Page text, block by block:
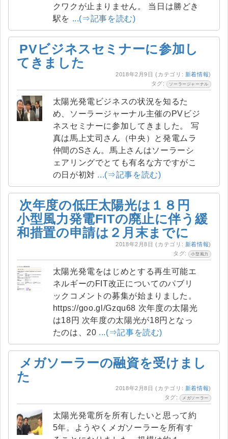
クワクが止まりません。 当日は勝どき
駅を ...(⇒記事を読む)
PVビジネスセミナーに参加し
てきました
2018年2月9日 (カテゴリ: 新着情報)
タグ:
ソーラージャーナル
太陽光発電ビジネスの状況を知るた
め、ソーラージャーナル主催のPVビジ
ネスセミナーに参加してきました。 写
真は馬上丈司さん（中央）と発電ムラ
仲間のSさん。馬上さんはソーラーシ
ェアリングでとても有名な方ですがこ
の日が初対 ...(⇒記事を読む)
次年度の低圧太陽光は１８円
小型風力発電FITの廃止に伴う緩
和措置の申請は２月末までに
2018年2月8日 (カテゴリ: 新着情報)
タグ:
小型風力
太陽光発電をはじめとする再生可能エ
ネルギーのFIT改正についてのパブリ
ックコメントの募集が始まりました。
https://goo.gl/Gzqu68 次年度の太陽光
は18円 次年度の太陽光が18円となっ
たのは、20 ...(⇒記事を読む)
メガソーラーの融資を受けまし
た
2018年2月8日 (カテゴリ: 新着情報)
タグ:
メガソーラー
太陽光発電所を所有したいと思って約
5年。ようやくメガソーラーを所有す